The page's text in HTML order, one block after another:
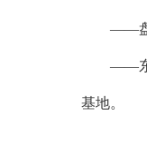
——盘锦
——东北
基地。